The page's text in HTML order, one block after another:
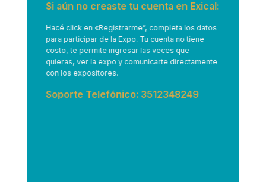
Si aún no creaste tu cuenta en Exical:
Hacé click en «Registrarme”, completa los datos
para participar de la Expo. Tu cuenta no tiene
costo, te permite ingresar las veces que
quieras, ver la expo y comunicarte directamente
con los expositores.
Soporte Telefónico: 3512348249